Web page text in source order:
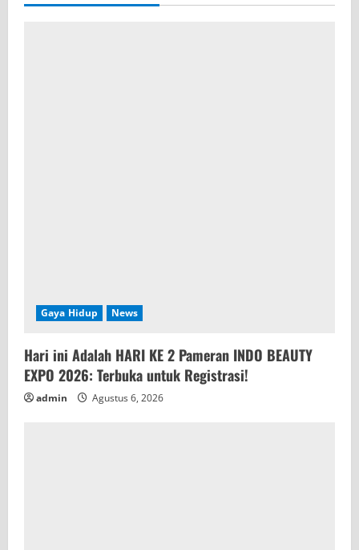
Gaya Hidup News
Hari ini Adalah HARI KE 2 Pameran INDO BEAUTY
EXPO 2026: Terbuka untuk Registrasi!
admin Agustus 6, 2026